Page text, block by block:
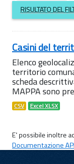
RISULTATO DEL
Casini del
Elenco
territorio
scheda
MAPPA sono
CSV Excel XLSX
E' possibile inoltre
Documentazione API